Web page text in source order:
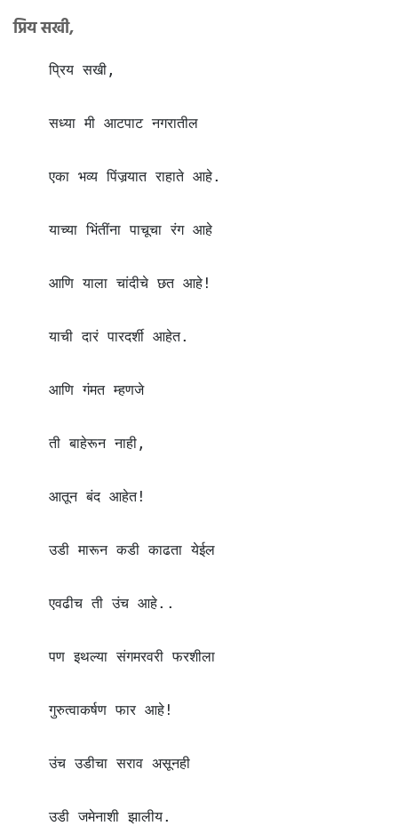
प्रिय सखी,
    प्रिय सखी,
    सध्या मी आटपाट नगरातील
    एका भव्य पिंजर्‍यात राहाते आहे.
    याच्या भिंतींना पाचूचा रंग आहे
    आणि याला चांदीचे छत आहे!
    याची दारं पारदर्शी आहेत.
    आणि गंमत म्हणजे
    ती बाहेरून नाही,
    आतून बंद आहेत!
    उडी मारून कडी काढता येईल
    एवढीच ती उंच आहे..
    पण इथल्या संगमरवरी फरशीला
    गुरुत्वाकर्षण फार आहे!
    उंच उडीचा सराव असूनही
    उडी जमेनाशी झालीय.